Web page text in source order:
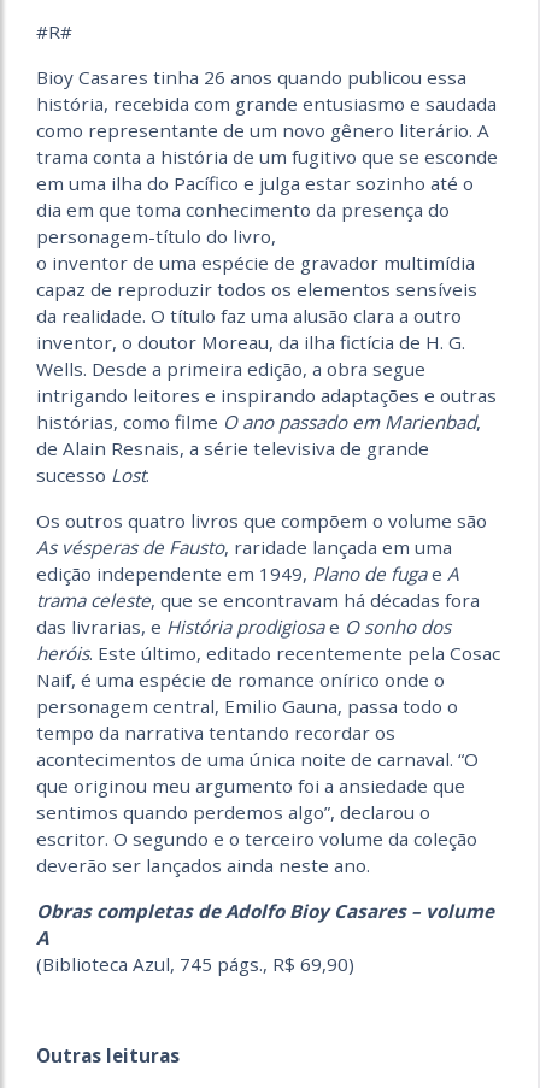
#R#
Bioy Casares tinha 26 anos quando publicou essa
história, recebida com grande entusiasmo e saudada
como representante de um novo gênero literário. A
trama conta a história de um fugitivo que se esconde
em uma ilha do Pacífico e julga estar sozinho até o
dia em que toma conhecimento da presença do
personagem-título do livro,
o inventor de uma espécie de gravador multimídia
capaz de reproduzir todos os elementos sensíveis
da realidade. O título faz uma alusão clara a outro
inventor, o doutor Moreau, da ilha fictícia de H. G.
Wells. Desde a primeira edição, a obra segue
intrigando leitores e inspirando adaptações e outras
histórias, como filme O ano passado em Marienbad,
de Alain Resnais, a série televisiva de grande
sucesso Lost.
Os outros quatro livros que compõem o volume são
As vésperas de Fausto, raridade lançada em uma
edição independente em 1949, Plano de fugae A
trama celeste, que se encontravam há décadas fora
das livrarias, e História prodigiosae O sonho dos
heróis. Este último, editado recentemente pela Cosac
Naif, é uma espécie de romance onírico onde o
personagem central, Emilio Gauna, passa todo o
tempo da narrativa tentando recordar os
acontecimentos de uma única noite de carnaval. “O
que originou meu argumento foi a ansiedade que
sentimos quando perdemos algo”, declarou o
escritor. O segundo e o terceiro volume da coleção
deverão ser lançados ainda neste ano.
Obras completas de Adolfo Bioy Casares – volume
A
(Biblioteca Azul, 745 págs., R$ 69,90)
Outras leituras